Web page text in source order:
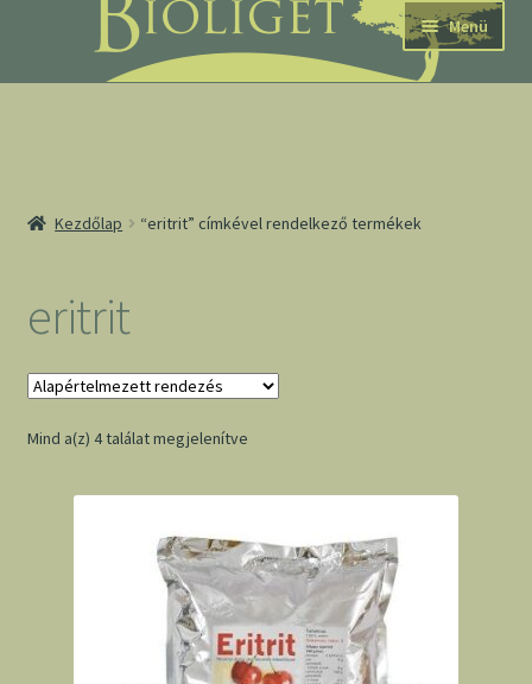
navigációhoz
tartalomba
Menü
Kezdőlap “eritrit” címkével rendelkező termékek
eritrit
Mind a(z) 4 találat megjelenítve